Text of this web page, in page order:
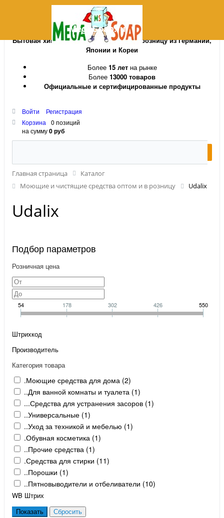
MegaSoap.ru
Бытовая химия и косметика оптом и в розницу из Германии,
Японии и Кореи
Более 15 летна рынке
Более 13000 товаров
Официальные и сертифицированные продукты
Войти
Регистрация
Корзина
0 позиций
на сумму0 руб
Главная страница
Каталог
Моющие и чистящие средства оптом и в розницу
Udalix
Udalix
Подбор параметров
Розничная цена
54 178 302 426 550
Штрихкод
Производитель
Категория товара
.Моющие средства для дома (2)
..Для ванной комнаты и туалета (1)
...Средства для устранения засоров (1)
..Универсальные (1)
..Уход за техникой и мебелью (1)
.Обувная косметика (1)
..Прочие средства (1)
.Средства для стирки (11)
..Порошки (1)
..Пятновыводители и отбеливатели (10)
WB Штрих